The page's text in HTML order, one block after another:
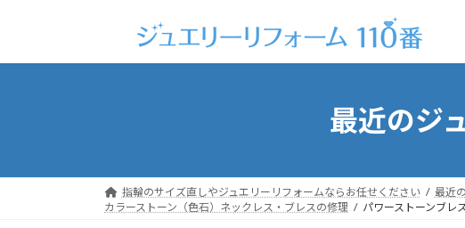
ッ
移
最近のジ
指輪のサイズ直しやジュエリーリフォームならお任せください 最近
カラーストーン（色石）ネックレス・ブレスの修理
パワーストーンブレ